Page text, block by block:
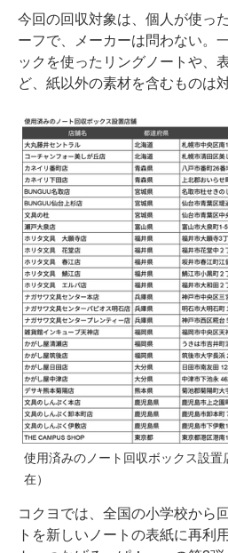
今回の回収対象は、個人が使っ
ーフで、メーカーは問わない。
ックを使ったリングノートや、
ど、紙以外の素材を含むものは
使用済みのノート回収ボックス設
在）
コクヨでは、全国の小学校から
トを新しいノートの表紙に再利